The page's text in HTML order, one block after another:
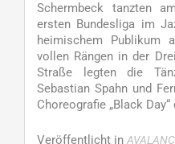
Schermbeck tanzten
ersten Bundesliga im
heimischem Publikum
vollen Rängen in der
Straße legten die
Sebastian Spahn und
Choreografie „Black
Veröffentlicht in